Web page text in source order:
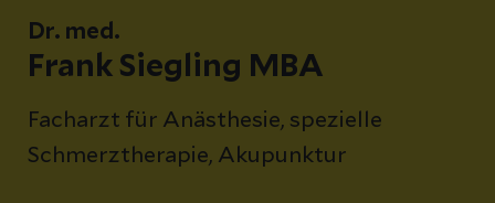
Dr. med.
Frank Siegling MBA
Facharzt für Anästhesie, spezielle
Schmerztherapie, Akupunktur